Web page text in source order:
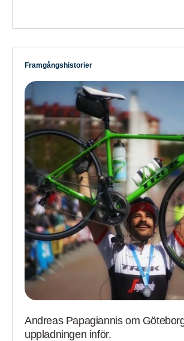
Framgångshistorier
Andreas Papagiannis om
uppladningen inför.